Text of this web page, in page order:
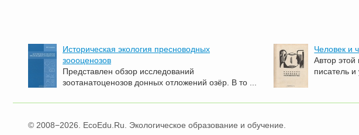
Историческая экология пресноводных
зоооценозов
Представлен обзор исследований
зоотанатоценозов донных отложений озёр. В то ...
Человек и
Автор
писатель
© 2008−2026. EcoEdu.Ru. Экологическое образование и обучение.